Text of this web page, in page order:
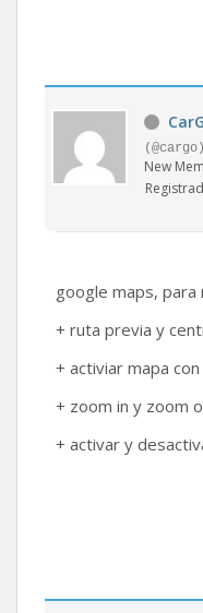
(@cargo)
New
google maps, para
+ ruta previa y
+ activiar mapa
+ zoom in y zoom
+ activar y